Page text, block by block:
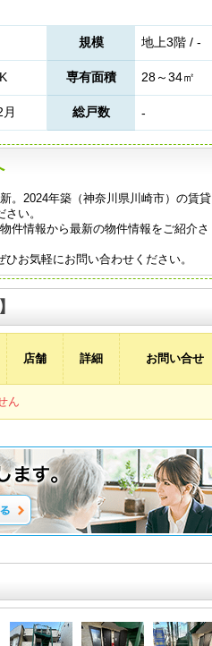
規模 地上3階 / -
専有面積 28～34㎡
総戸数 -
。2024年築（神奈川県川崎市）の賃貸
い。
件情報から最新の物件情報をご紹介さ
お気軽にお問い合わせください。
店舗 詳細 お問い合せ
ん